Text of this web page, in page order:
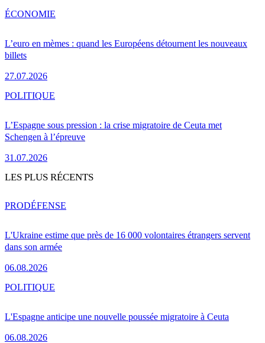
L’euro en mèmes : quand les Européens détournent les nouveaux
billets
27.07.2026
ÉCONOMIE
L’Espagne sous pression : la crise migratoire de Ceuta met
Schengen à l’épreuve
31.07.2026
POLITIQUE
LES PLUS RÉCENTS
L'Ukraine estime que près de 16 000 volontaires étrangers servent
dans son armée
06.08.2026
PRODÉFENSE
L'Espagne anticipe une nouvelle poussée migratoire à Ceuta
06.08.2026
POLITIQUE